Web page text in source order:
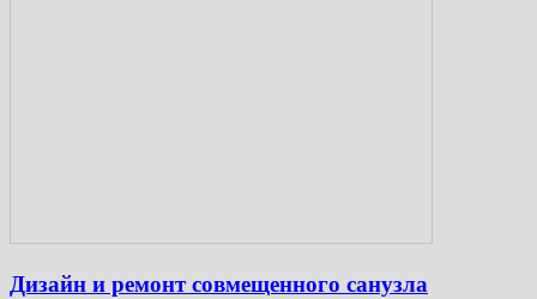
Дизайн и ремонт совмещенного санузла